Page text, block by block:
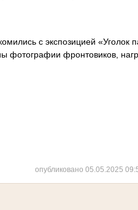
с экспозицией «Уголок
фотографии фронтовиков,
опубликовано 05.05.2025